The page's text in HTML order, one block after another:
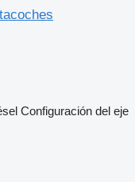
Configuración del eje